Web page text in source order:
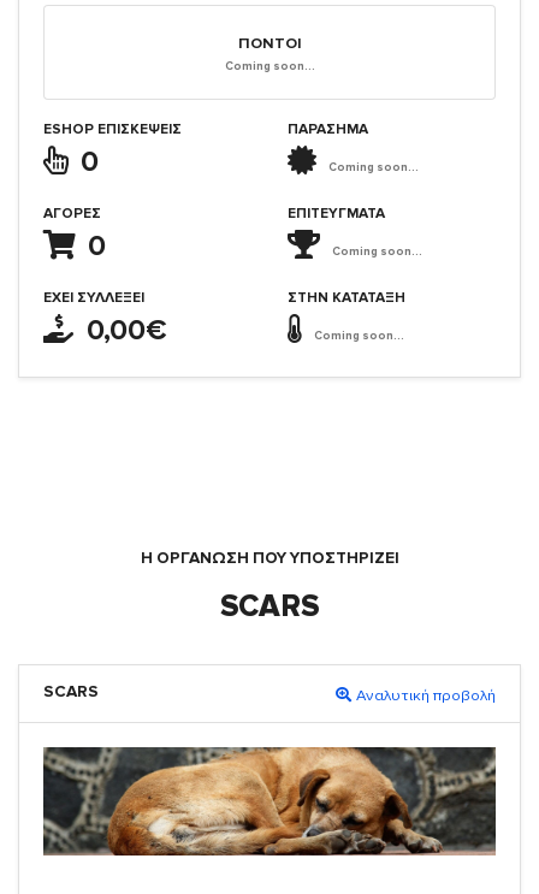
ΠΌΝΤΟΙ
Coming soon...
ESHOP ΕΠΙΣΚΈΨΕΙΣ
0
ΑΓΟΡΈΣ
0
ΈΧΕΙ ΣΥΛΛΈΞΕΙ
0,00€
ΠΑΡΑΣΗΜΑ
Coming soon...
ΕΠΙΤΕΎΓΜΑΤΑ
Coming soon...
ΣΤΗΝ ΚΑΤΆΤΑΞΗ
Coming soon...
Η ΟΡΓΆΝΩΣΗ ΠΟΥ ΥΠΟΣΤΗΡΙΖΕΙ
SCARS
SCARS Αναλυτική προβολή